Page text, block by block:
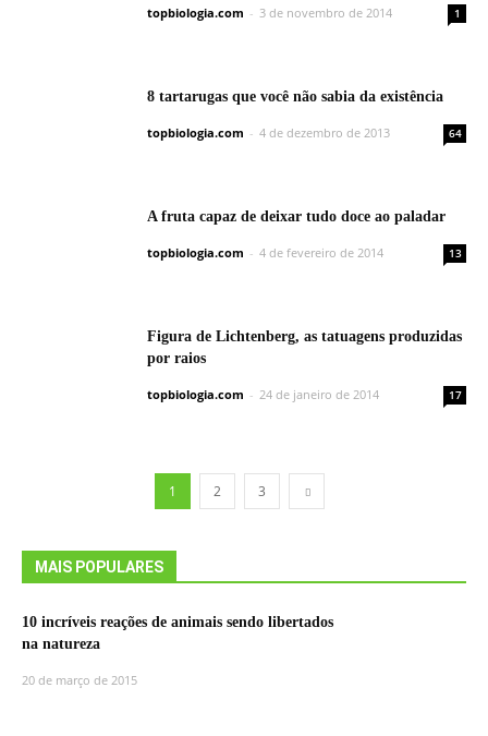
topbiologia.com - 3 de novembro de 2014 1
8 tartarugas que você não sabia da existência
topbiologia.com - 4 de dezembro de 2013 64
A fruta capaz de deixar tudo doce ao paladar
topbiologia.com - 4 de fevereiro de 2014 13
Figura de Lichtenberg, as tatuagens produzidas
por raios
topbiologia.com - 24 de janeiro de 2014 17
1 2 3
MAIS POPULARES
10 incríveis reações de animais sendo libertados
na natureza
20 de março de 2015